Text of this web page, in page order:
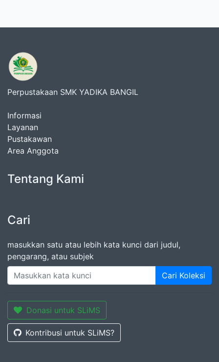
Perpustakaan SMK YADIKA BANGIL
Informasi
Layanan
Pustakawan
Area Anggota
Tentang Kami
Cari
masukkan satu atau lebih kata kunci dari judul,
pengarang, atau subjek
Cari Koleksi
Donasi untuk SLiMS
Kontribusi untuk SLiMS?